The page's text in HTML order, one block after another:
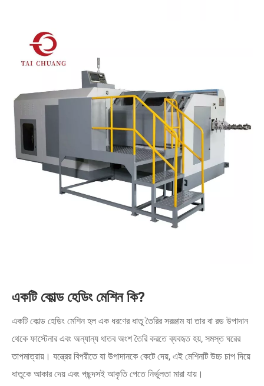
একটি কোল্ড হেডিং মেশিন কি?
একটি কোল্ড হেডিং মেশিন হল এক ধরণের ধাতু তৈরির সরঞ্জাম যা তার বা রড উপাদান
থেকে ফাস্টেনার এবং অন্যান্য ধাতব অংশ তৈরি করতে ব্যবহৃত হয়, সমস্ত ঘরের
তাপমাত্রায়। যন্ত্রের বিপরীতে যা উপাদানকে কেটে দেয়, এই মেশিনটি উচ্চ চাপ দিয়ে
ধাতুকে আকার দেয় এবং পছন্দসই আকৃতি পেতে নির্ভুলতা মারা যায়।